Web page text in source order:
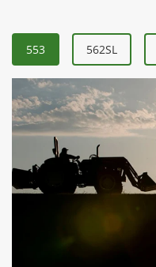
553 562SL